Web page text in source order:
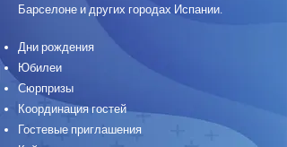
Барселоне и других городах Испании.
Дни рождения
Юбилеи
Сюрпризы
Координация гостей
Гостевые приглашения